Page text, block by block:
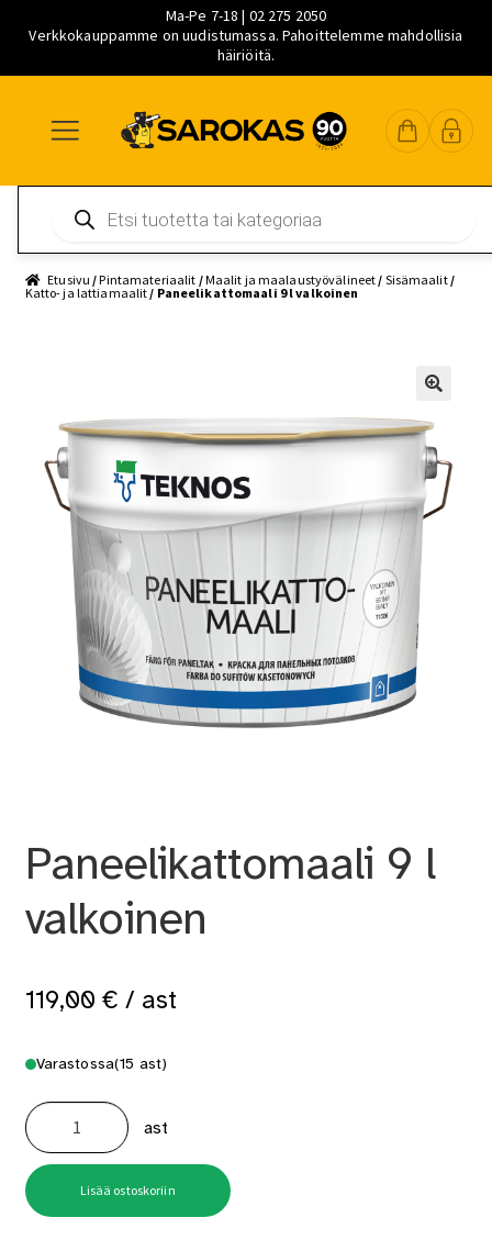
Ma-Pe 7-18 | 02 275 2050
Verkkokauppamme on uudistumassa. Pahoittelemme mahdollisia
häiriöitä.
navigointiin
sisältöön
pääsisältöön
search
Etusivu /Pintamateriaalit /Maalit ja maalaustyövälineet / Sisämaalit/
Katto- ja lattiamaalit / Paneelikattomaali 9 l valkoinen
Paneelikattomaali 9 l
valkoinen
119,00 € / ast
Varastossa(15 ast)
Paneelikattomaali
9
l
valkoinen
määrä
ast
Lisää ostoskoriin